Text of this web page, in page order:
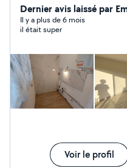
Nous proposons aussi de
Dernier avis laissé par
Il y a plus de 6 mois
il était super
Voir le profil